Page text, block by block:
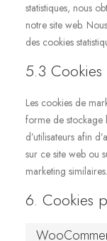
statistiques, nous
notre site web.
des cookies
5.3
Les cookies de
forme de stockage
d’utilisateurs afin
sur ce site web ou
marketing similaires.
6. Cookies